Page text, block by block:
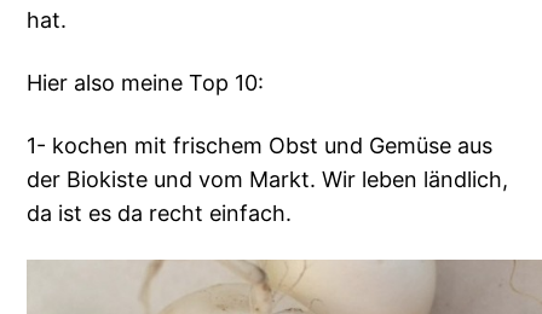
hat.
Hier also meine Top 10:
1- kochen mit frischem Obst und Gemüse aus
der Biokiste und vom Markt. Wir leben ländlich,
da ist es da recht einfach.